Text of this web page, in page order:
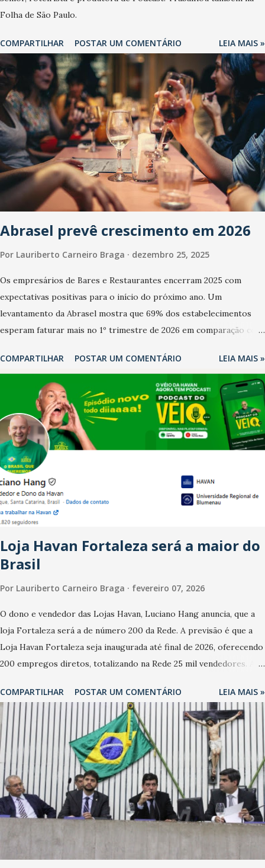
Folha de São Paulo.
COMPARTILHAR POSTAR UM COMENTÁRIO LEIA MAIS »
Abrasel prevê crescimento em 2026
Por Lauriberto Carneiro Braga dezembro 25, 2025
Os empresários de Bares e Restaurantes encerram 2025 com
expectativas positivas para o início do próximo ano. Um
levantamento da Abrasel mostra que 69% dos estabelecimentos
esperam faturar mais no 1º trimestre de 2026 em comparação com
ano, 56% também projetam crescimento (foto Helena Lopes). A
confiança do setor é sustentada principalmente pelo desempenho
recente das empresas, impulsionado pelas confraternizações de
fim de ano e pelo pagamento do 13º Salário para um número maior
de trabalhadores, já que o país tem a menor taxa de desemprego
dos anos recentes. Ainda segundo a Pesquisa, em novembro de
2025, 40% dos bares e restaurantes operaram com lucro e outros
40% registraram equilíbrio financeiro. Já o percentual de
estabelecimentos no prejuízo ficou em 19%, pouco abaixo do
observado no mês anterior. Outros 1% não existiam em novembro.
Em relação a outubro, o faturamento também cresceu. De acordo
com a pesquisa, 44% dos n...
COMPARTILHAR POSTAR UM COMENTÁRIO LEIA MAIS »
Loja Havan Fortaleza será a maior do
Brasil
Por Lauriberto Carneiro Braga fevereiro 07, 2026
O dono e vendedor das Lojas Havan, Luciano Hang anuncia, que a
loja Fortaleza será a de número 200 da Rede. A previsão é que a
Loja Havan Fortaleza seja inaugurada até final de 2026, oferecendo
200 empregos diretos, totalizando na Rede 25 mil vendedores. A
oficialmente, mas fontes extraoficiais indicam, que será na Avenida
Washington Soares-Messejana. Uma coisa é certa: será a maior
loja Havan do Brasil.
COMPARTILHAR POSTAR UM COMENTÁRIO LEIA MAIS »